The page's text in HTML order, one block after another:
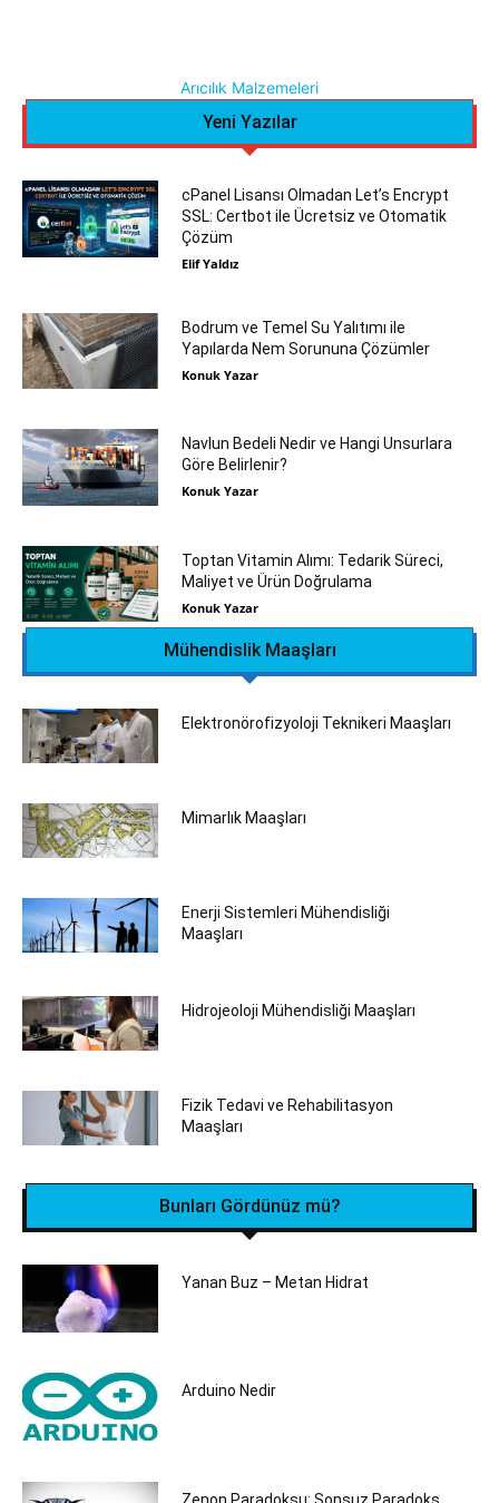
Arıcılık Malzemeleri
Yeni Yazılar
cPanel Lisansı Olmadan Let’s Encrypt
SSL: Certbot ile Ücretsiz ve Otomatik
Çözüm
Elif Yaldız
Bodrum ve Temel Su Yalıtımı ile
Yapılarda Nem Sorununa Çözümler
Konuk Yazar
Navlun Bedeli Nedir ve Hangi Unsurlara
Göre Belirlenir?
Konuk Yazar
Toptan Vitamin Alımı: Tedarik Süreci,
Maliyet ve Ürün Doğrulama
Konuk Yazar
Mühendislik Maaşları
Elektronörofizyoloji Teknikeri Maaşları
Mimarlık Maaşları
Enerji Sistemleri Mühendisliği
Maaşları
Hidrojeoloji Mühendisliği Maaşları
Fizik Tedavi ve Rehabilitasyon
Maaşları
Bunları Gördünüz mü?
Yanan Buz – Metan Hidrat
Arduino Nedir
Zenon Paradoksu: Sonsuz Paradoks